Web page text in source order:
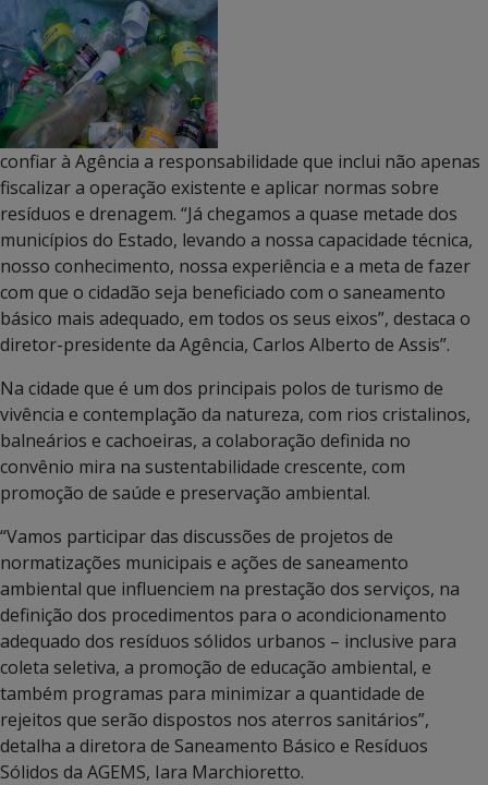
confiar à Agência a responsabilidade que inclui não apenas
fiscalizar a operação existente e aplicar normas sobre
resíduos e drenagem. “Já chegamos a quase metade dos
municípios do Estado, levando a nossa capacidade técnica,
nosso conhecimento, nossa experiência e a meta de fazer
com que o cidadão seja beneficiado com o saneamento
básico mais adequado, em todos os seus eixos”, destaca o
diretor-presidente da Agência, Carlos Alberto de Assis”.
Na cidade que é um dos principais polos de turismo de
vivência e contemplação da natureza, com rios cristalinos,
balneários e cachoeiras, a colaboração definida no
convênio mira na sustentabilidade crescente, com
promoção de saúde e preservação ambiental.
“Vamos participar das discussões de projetos de
normatizações municipais e ações de saneamento
ambiental que influenciem na prestação dos serviços, na
definição dos procedimentos para o acondicionamento
adequado dos resíduos sólidos urbanos – inclusive para
coleta seletiva, a promoção de educação ambiental, e
também programas para minimizar a quantidade de
rejeitos que serão dispostos nos aterros sanitários”,
detalha a diretora de Saneamento Básico e Resíduos
Sólidos da AGEMS, Iara Marchioretto.